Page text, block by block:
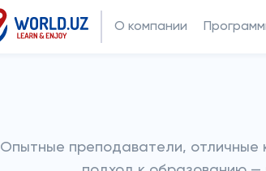
О компании
Опытные преподаватели, отличные